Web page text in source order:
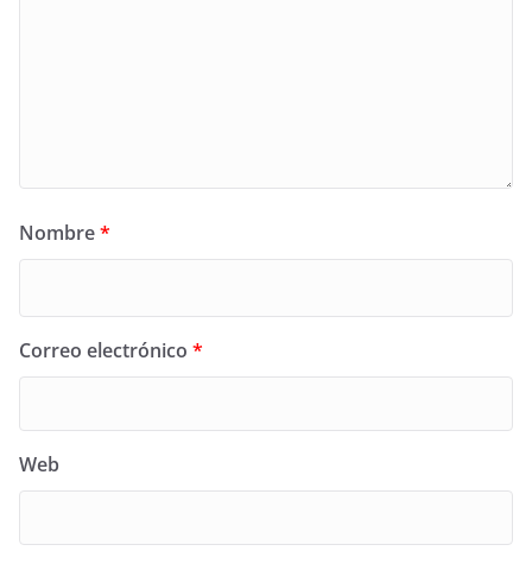
Nombre*
Correo electrónico *
Web